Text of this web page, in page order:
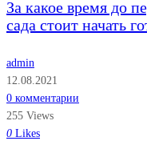
За какое время до
сада стоит начать
admin
12.08.2021
0 комментарии
255 Views
0 Likes